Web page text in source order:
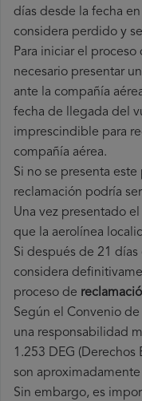
días desde la fecha
considera perdido y
Para iniciar el proceso
necesario presentar
ante la compañía
fecha de llegada del
imprescindible para
compañía aérea.
Si no se presenta
reclamación podría
Una vez presentado
que la aerolínea
Si después de 21
considera
proceso de
Según el Convenio
una responsabilidad
1.253 DEG
son
Sin embargo, es